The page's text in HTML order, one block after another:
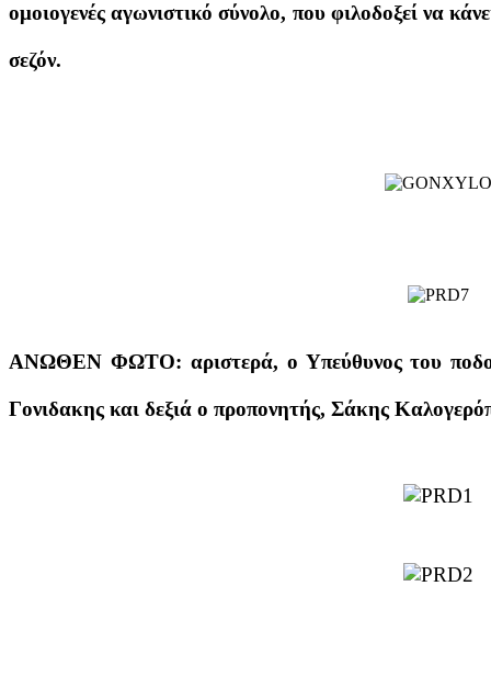
ομοιογενές αγωνιστικό σύνολο, που φιλοδοξεί να
σεζόν.
ΑΝΩΘΕΝ ΦΩΤΟ: αριστερά, ο Υπεύθυνος του
Γονιδακης και δεξιά ο προπονητής, Σάκης